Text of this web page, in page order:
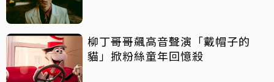
柳丁哥哥飆高音聲演「戴帽子的
貓」掀粉絲童年回憶殺